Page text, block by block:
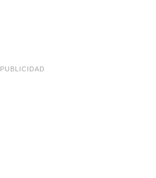
PUBLICIDAD